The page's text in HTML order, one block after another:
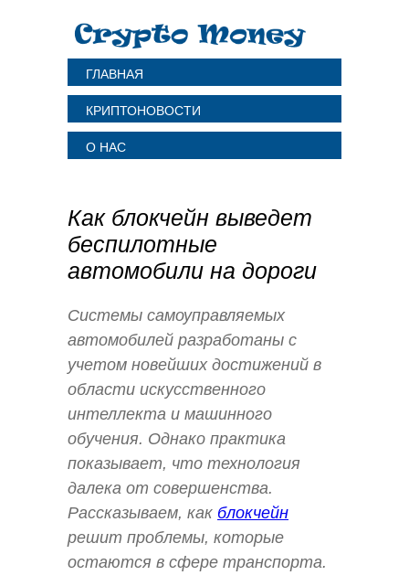
ГЛАВНАЯ
КРИПТОНОВОСТИ
О НАС
Как блокчейн выведет
беспилотные
автомобили на дороги
Системы самоуправляемых
автомобилей разработаны с
учетом новейших достижений в
области искусственного
интеллекта и машинного
обучения. Однако практика
показывает, что технология
далека от совершенства.
Рассказываем, как блокчейн
решит проблемы, которые
остаются в сфере транспорта.